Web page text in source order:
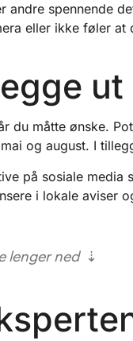
andre spennende
eller ikke føler
ut
du måtte ønske.
og august. I
på sosiale media
i lokale aviser
lenger ned⇣